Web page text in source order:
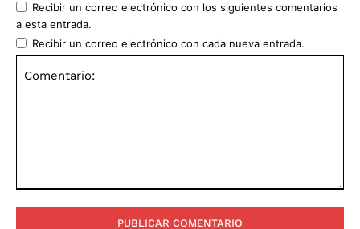
Recibir un correo electrónico con los siguientes comentarios
a esta entrada.
Recibir un correo electrónico con cada nueva entrada.